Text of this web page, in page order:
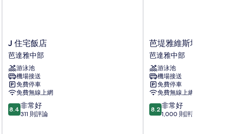
J
住
宅
飯
店
芭
達
雅
中
J 住宅飯店
芭達雅中部
游泳池
機場接送
免費停車
免費無線上網
8.4
分，
8.4 非常好
311 則評論
芭
堤
雅
維
斯
塔
飯
店
芭
芭堤雅維斯塔飯店
芭達雅中部
游泳池
機場接送
免費停車
免費無線上網
8.2
分，
8.2 非常好
1,000 則評論